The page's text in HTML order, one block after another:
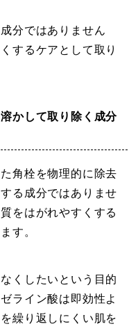
分ではありません
するケアとして取り
かして取り除く成分
角栓を物理的に除去
る成分ではありませ
をはがれやすくする
す。
くしたいという目的
ライン酸は即効性よ
繰り返しにくい肌を